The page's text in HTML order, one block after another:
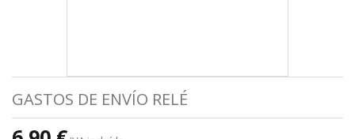
GASTOS DE ENVÍO RELÉ